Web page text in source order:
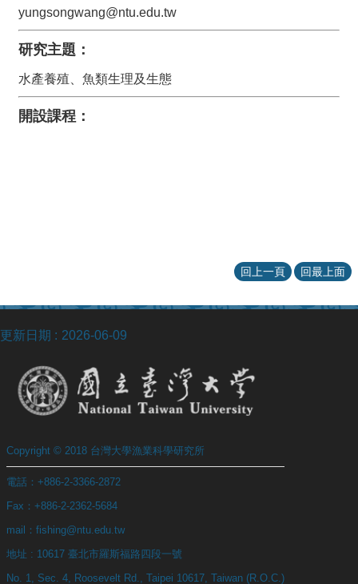
表
yungsongwang@ntu.edu.tw
研究主題：
水產養殖、魚類生理及生態
開設課程：
回上一頁 回最上面
更新日期 2026-06-09
Copyright © 2018 台灣大學漁業科學研究所
電話：+886-2-3366-2872
Fax：+886-2-2362-5684
mail：fishing@ntu.edu.tw
地址 : 10617 臺北市羅斯福路四段一號
No. 1, Sec. 4, Roosevelt Rd., Taipei 10617, Taiwan (R.O.C.)